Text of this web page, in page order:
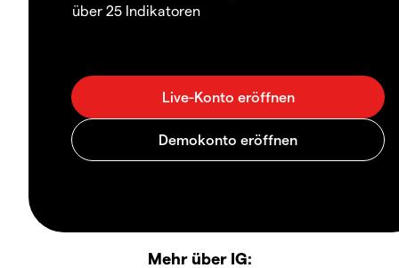
über 25 Indikatoren
Mehr über IG: